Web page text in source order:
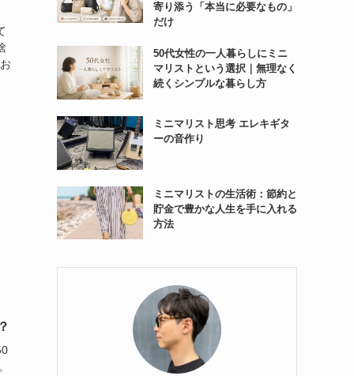
寄り添う「本当に必要なもの」
だけ
50代女性の一人暮らしにミニ
マリストという選択｜無理なく
続くシンプルな暮らし方
ミニマリスト思考 エレキギタ
ーの音作り
ミニマリストの生活術：節約と
貯金で豊かな人生を手に入れる
方法